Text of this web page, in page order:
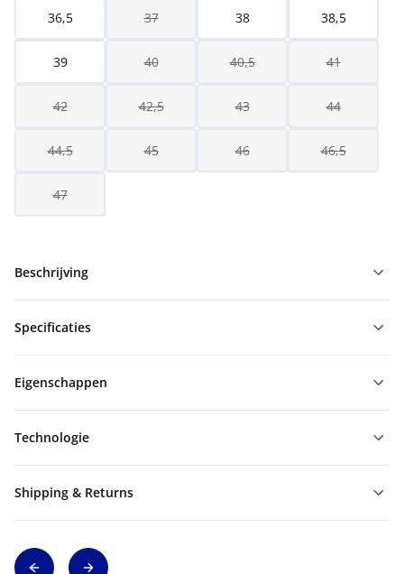
36,5 37 38 38,5
39 40 40,5 41
42 42,5 43 44
44,5 45 46 46,5
47
Beschrijving
Specificaties
Eigenschappen
Technologie
Shipping & Returns